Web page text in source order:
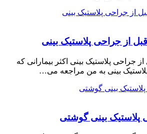
از جراحی پلاستیک بینی
جراحی پلاستیک بینی اکثر بیمارانی که
بینی به من مراجعه می…
پلاستیک بینی گوشتی